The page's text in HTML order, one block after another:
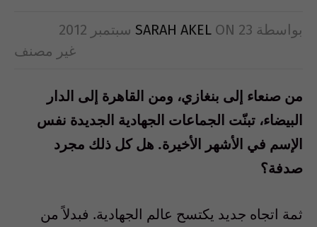
بواسطة SARAH AKEL ON 23 سبتمبر 2012
غير مصنف
من صنعاء إلى بنغازي، ومن القاهرة إلى الدار
البيضاء، تبنّت الجماعات الجهادية الجديدة نفس
الإسم في الأشهر الأخيرة. هل كل ذلك مجرد
صدفة؟
ثمة اتجاه جديد يكتسح عالم الجهادية. فبدلاً من